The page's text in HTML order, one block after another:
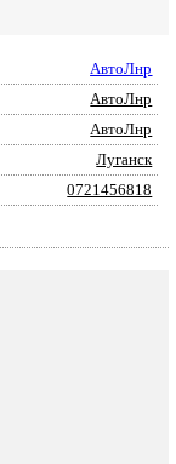
АвтоЛнр
АвтоЛнр
АвтоЛнр
Луганск
0721456818